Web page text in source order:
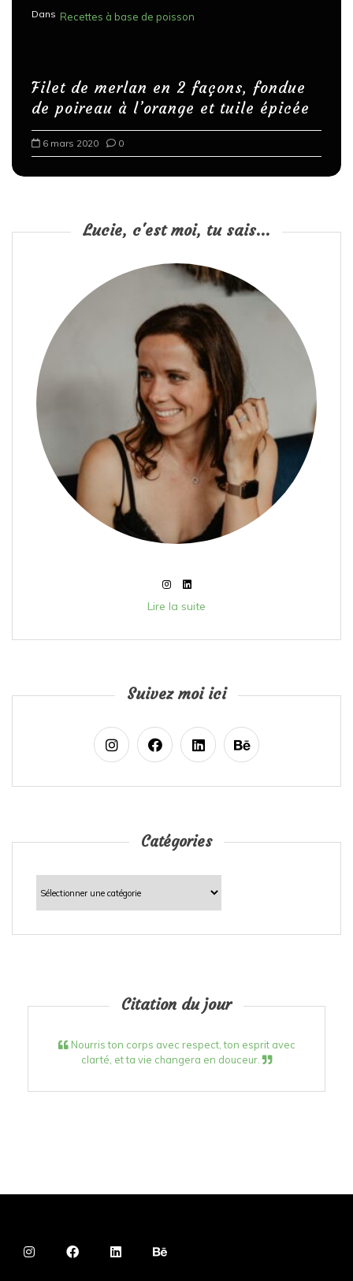
Dans Recettes à base de poisson
Filet de merlan en 2 façons, fondue
de poireau à l’orange et tuile épicée
6 mars 2020 0
Lucie, c'est moi, tu sais...
Lire la suite
Suivez moi ici
Catégories
Catégories
Citation du jour
Nourris ton corps avec respect, ton esprit avec
clarté, et ta vie changera en douceur.